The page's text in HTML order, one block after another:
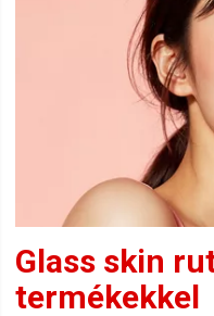
Glass skin
termékekkel